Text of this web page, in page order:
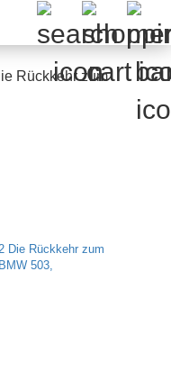
Rückkehr zum